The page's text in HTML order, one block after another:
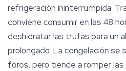
refrigeración ininterrumpida.
conviene consumir en las 48
deshidratar las trufas para un
prolongado. La congelación se
foros, pero tiende a romper las